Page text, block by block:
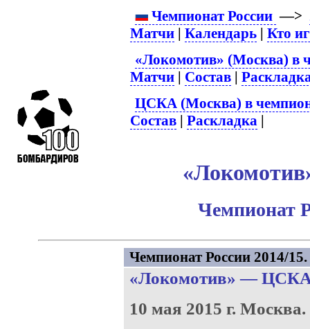
Чемпионат России —>
Матчи |Календарь |Кто
«Локомотив» (Москва) в
Матчи | Состав |
ЦСКА (Москва) в
Состав |Раскладка |
Чемпионат
Чемпионат России 2014/
«Локомотив» —
10 мая 2015 г. Москва.